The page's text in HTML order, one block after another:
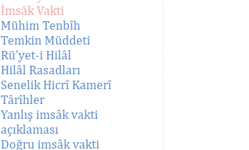
İmsâk Vakti
Mühim Tenbîh
Temkin Müddeti
Rü'yet-i Hilâl
Hilâl Rasadları
Senelik Hicrî Kamerî
Târîhler
Yanlış imsâk vakti
açıklaması
Doğru imsâk vakti